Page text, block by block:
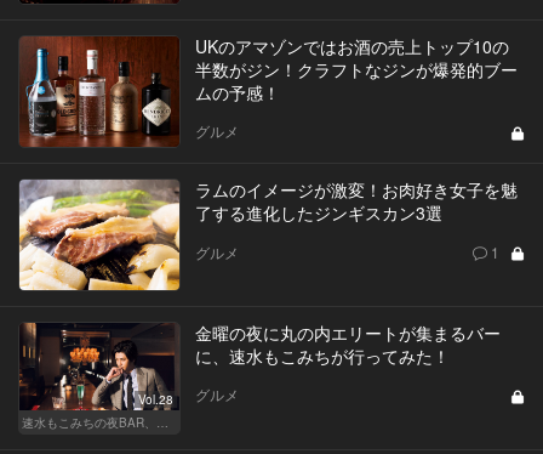
UKのアマゾンではお酒の売上トップ10の
半数がジン！クラフトなジンが爆発的ブー
ムの予感！
グルメ
ラムのイメージが激変！お肉好き女子を魅
了する進化したジンギスカン3選
グルメ 1
Vol.28
金曜の夜に丸の内エリートが集まるバー
に、速水もこみちが行ってみた！
グルメ